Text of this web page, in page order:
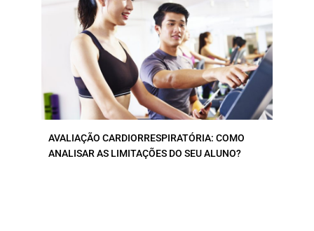
AVALIAÇÃO CARDIORRESPIRATÓRIA: COMO
ANALISAR AS LIMITAÇÕES DO SEU ALUNO?